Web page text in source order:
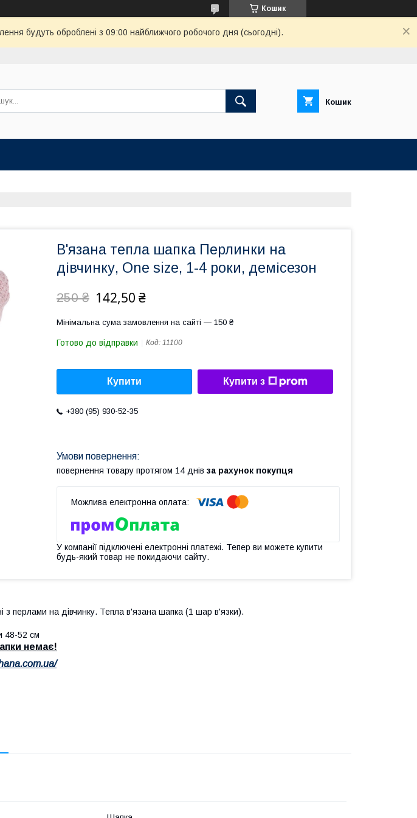
Кошик
будуть оброблені з 09:00 найближчого робочого дня (сьогодні).
Кошик
В'язана тепла шапка Перлинки на
дівчинку, One size, 1-4 роки, демісезон
250 ₴ 142,50 ₴
Мінімальна сума замовлення на сайті — 150 ₴
Готово до відправки Код: 11100
Купити Купити з
+380 (95) 930-52-35
повернення товару протягом 14 днів за рахунок покупця
У компанії підключені електронні платежі. Тепер ви можете купити
будь-який товар не покидаючи сайту.
з перлами на дівчинку. Тепла в'язана шапка (1 шар в'язки).
48-52 см
немає!